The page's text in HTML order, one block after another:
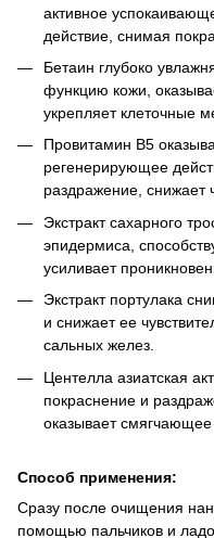
активное
действие, снимая
Бетаин глубоко
функцию кожи,
укрепляет клеточные
Провитамин В5
регенерирующее
раздражение, снижает
Экстракт сахарного
эпидермиса,
усиливает
Экстракт портулака
и снижает ее
сальных желез.
Центелла азиатская
покраснение и
оказывает смягчающее
Способ применения:
Сразу после очищения
помощью пальчиков и